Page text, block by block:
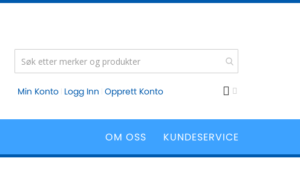
Min Konto Logg Inn Opprett Konto
KUNDESERVICE
OM OSS